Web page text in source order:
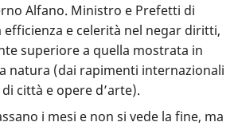
Alfano. Ministro e Prefetti di
e celerità nel negar diritti,
superiore a quella mostrata in
natura (dai rapimenti internazionali
città e opere d’arte).
i mesi e non si vede la fine, ma